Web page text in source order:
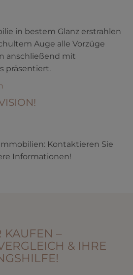
in bestem Glanz erstrahlen
Auge alle Vorzüge
anschließend mit
präsentiert.
Kontaktieren Sie
Informationen!
KAUFEN –
& IHRE